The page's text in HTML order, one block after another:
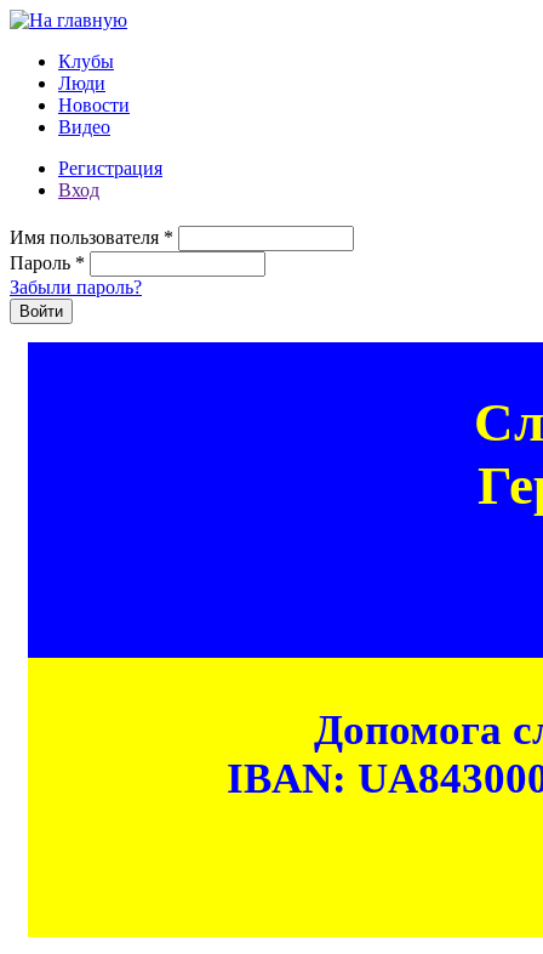
Перейти к основному содержанию
Клубы
Люди
Новости
Видео
Регистрация
Вход
Имя пользователя *
Пароль *
Забыли пароль?
Допомога
IBAN: